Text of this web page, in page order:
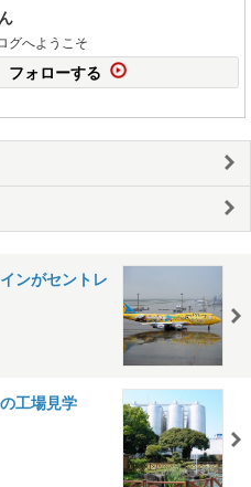
グへようこそ
フォローする
ンがセントレ
工場見学